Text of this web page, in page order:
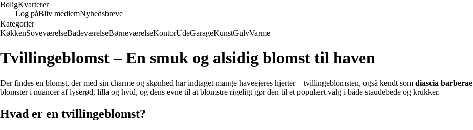
BoligKvarterer
Log påBliv medlemNyhedsbreve
Kategorier
KøkkenSoveværelseBadeværelseBørneværelseKontorUdeGarageKunstGulvVarme
Tvillingeblomst – En smuk og alsidig blomst til haven
Der findes en blomst, der med sin charme og skønhed har indtaget mange haveejeres hjerter – tvillingeblomsten, også kendt som diascia barberae
blomster i nuancer af lyserød, lilla og hvid, og dens evne til at blomstre rigeligt gør den til et populært valg i både staudebede og krukker.
Hvad er en tvillingeblomst?